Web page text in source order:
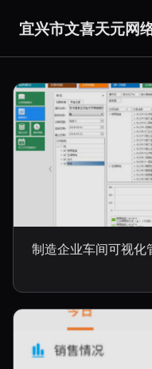
宜兴市文喜天元网
制造企业车间可视化